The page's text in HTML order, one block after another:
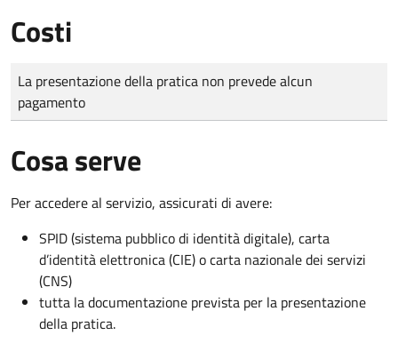
Costi
Tipo di pagamento
Importo
La presentazione della pratica non prevede alcun
pagamento
Cosa serve
Per accedere al servizio, assicurati di avere:
SPID (sistema pubblico di identità digitale), carta
d’identità elettronica (CIE) o carta nazionale dei servizi
(CNS)
tutta la documentazione prevista per la presentazione
della pratica.